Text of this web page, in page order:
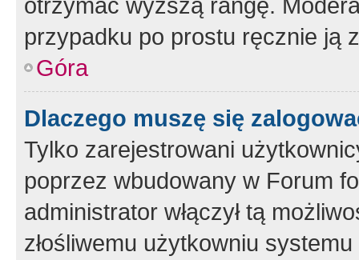
przypadku po prostu ręcznie ją
Góra
Dlaczego muszę się
Tylko zarejestrowani
poprzez wbudowany w Forum
administrator włączył tą
złośliwemu użytkowniu